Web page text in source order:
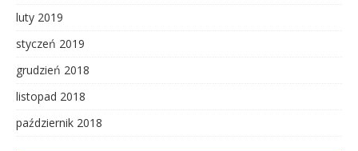
luty 2019
styczeń 2019
grudzień 2018
listopad 2018
październik 2018